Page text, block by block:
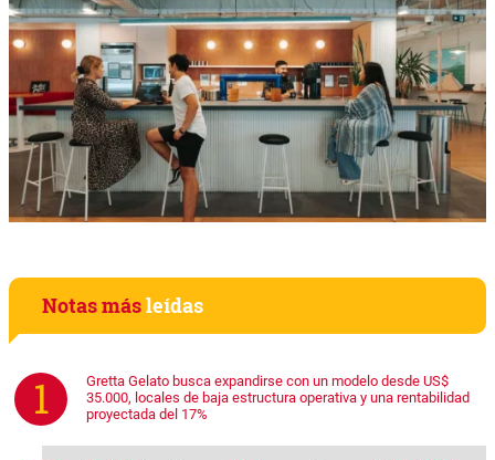
Notas másleídas
Gretta Gelato busca expandirse con un modelo desde US$
35.000, locales de baja estructura operativa y una rentabilidad
proyectada del 17%